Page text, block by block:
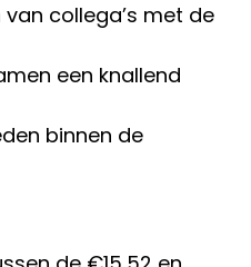
collega’s met de
een knallend
binnen de